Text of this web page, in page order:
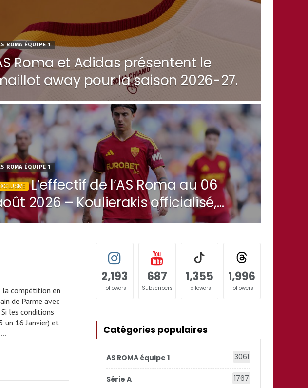
ROMA ÉQUIPE 1
Roma et Adidas présentent le
away pour la saison 2026-27.
ROMA ÉQUIPE 1
L’effectif de l’AS Roma au 06
2026 – Koulierakis officialisé,
toujours en attente.
la compétition en
de Parme avec
les conditions
un 16 Janvier) et
2,193
Followers
687
Subscribers
1,355
Followers
1,996
Followers
Catégories populaires
AS ROMA équipe 1 3061
Série A 1767